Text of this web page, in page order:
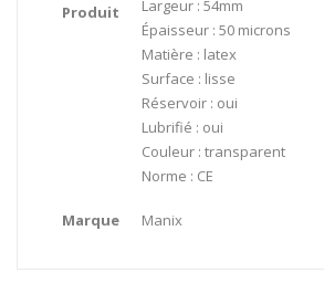
Produit
Largeur : 54mm
Épaisseur : 50 microns
Matière : latex
Surface : lisse
Réservoir : oui
Lubrifié : oui
Couleur : transparent
Norme : CE
Marque Manix